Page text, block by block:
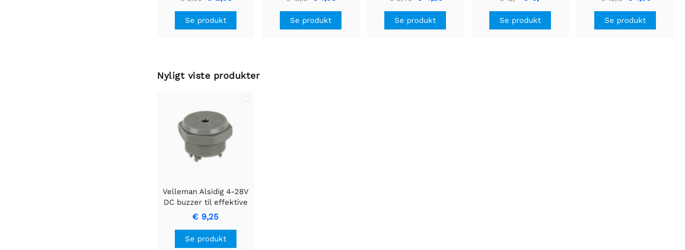
Se produkt
multicore
Se produkt Se produkt Se produkt
kerne
Se produkt
Nyligt viste produkter
Velleman Alsidig 4-28V
DC buzzer til effektive
alarmsystemer
€ 9,25
Se produkt